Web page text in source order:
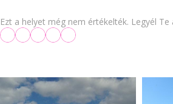
Ezt a helyet még nem értékelték. Legyél Te